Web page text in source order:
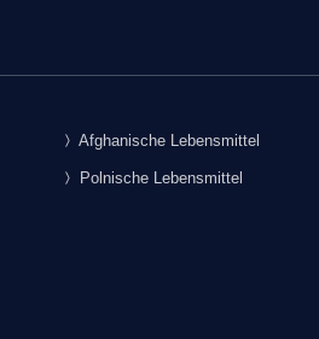
Afghanische Lebensmittel
Polnische Lebensmittel